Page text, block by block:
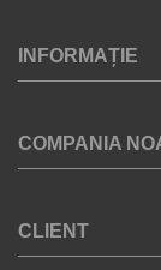
INFORMAȚIE
COMPANIA
CLIENT